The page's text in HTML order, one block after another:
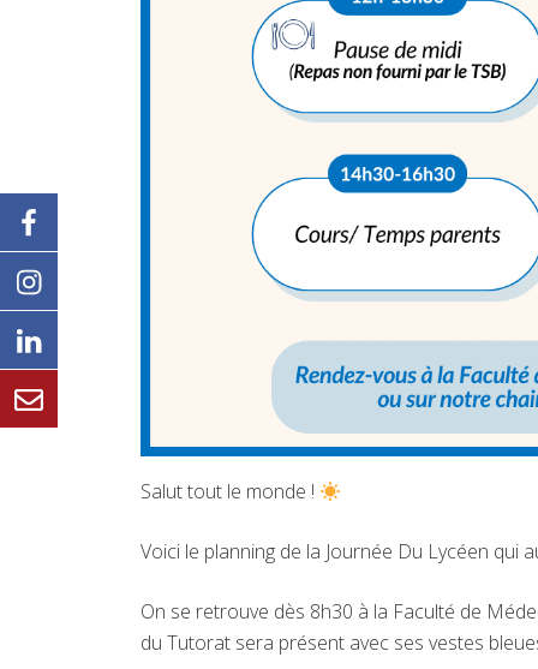
Salut tout le monde !
Voici le planning de la Journée Du Lycéen qui
On se retrouve dès 8h30 à la Faculté de
du Tutorat sera présent avec ses vestes